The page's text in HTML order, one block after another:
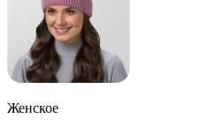
Женское